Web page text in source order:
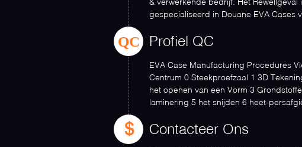
gespecialiseerd in Douane EVA Cases
QC Profiel QC
EVA Case Manufacturing Procedures
Centrum 0 Steekproefzaal 1 3D
het openen van een Vorm 3
laminering 5 het snijden 6 heet-
Contacteer Ons